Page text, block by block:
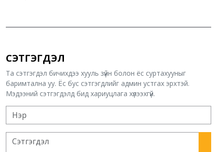
СЭТГЭГДЭЛ
Та сэтгэгдэл бичихдээ хууль зүйн болон ёс суртахууныг
баримтална уу. Ёс бус сэтгэгдлийг админ устгах эрхтэй.
Мэдээний сэтгэгдэлд бид хариуцлага хүлээхгүй.